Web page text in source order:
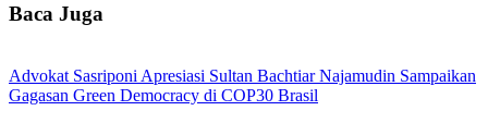
Baca Juga
Advokat Sasriponi Apresiasi Sultan Bachtiar Najamudin Sampaikan
Gagasan Green Democracy di COP30 Brasil